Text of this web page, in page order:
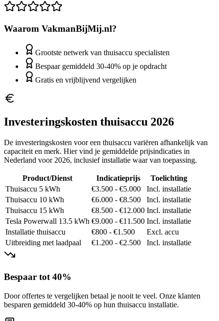
Waarom VakmanBijMij.nl?
Grootste netwerk van thuisaccu specialisten
Bespaar gemiddeld 30-40% op je opdracht
Gratis en vrijblijvend vergelijken
Investeringskosten thuisaccu 2026
De investeringskosten voor een thuisaccu variëren afhankelijk van
capaciteit en merk. Hier vind je gemiddelde prijsindicaties in
Nederland voor 2026, inclusief installatie waar van toepassing.
Product/Dienst Indicatieprijs
Toelichting
Thuisaccu 5 kWh
€3.500 - €5.000
Incl. installatie
Thuisaccu 10 kWh
€6.000 - €8.500
Incl. installatie
Thuisaccu 15 kWh
€8.500 - €12.000 Incl. installatie
Tesla Powerwall 13.5 kWh €9.000 - €11.500 Incl. installatie
Installatie thuisaccu
€800 - €1.500
Excl. accu
Uitbreiding met laadpaal
€1.200 - €2.500 Incl. installatie
Bespaar tot 40%
Door offertes te vergelijken betaal je nooit te veel. Onze klanten
besparen gemiddeld 30-40% op hun thuisaccu installatie.